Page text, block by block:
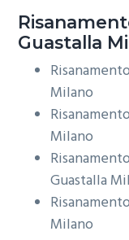
Guastalla
Milano
Milano
Guastalla
Milano